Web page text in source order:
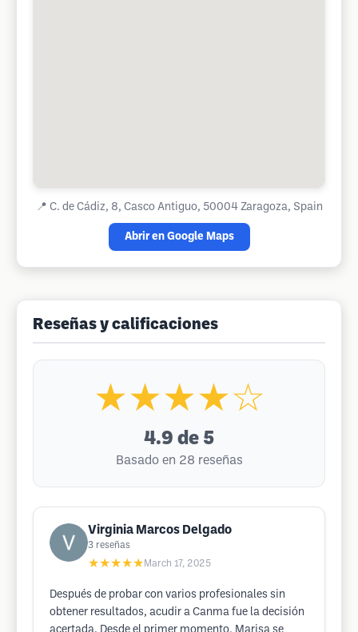
📍 C. de Cádiz, 8, Casco Antiguo, 50004 Zaragoza, Spain
Abrir en Google Maps
Reseñas y calificaciones
★★★★☆
4.9 de 5
Basado en 28 reseñas
Virginia Marcos Delgado
3 reseñas
★★★★★ March 17, 2025
Después de probar con varios profesionales sin
obtener resultados, acudir a Canma fue la decisión